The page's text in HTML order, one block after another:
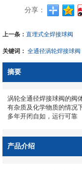
分享：
上一条： 直埋式全焊接球阀
关键词： 全通径涡轮焊接球阀
摘要
涡轮全通径焊接球阀的阀
有杂质及化学物质的情况
多年开闭自如，运行可靠
产品介绍